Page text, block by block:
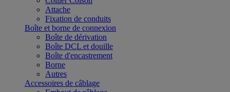
Attache
Fixation de conduits
Boîte et borne de connexion
Boîte de dérivation
Boîte DCL et douille
Boîte d'encastrement
Borne
Autres
Accessoires de câblage